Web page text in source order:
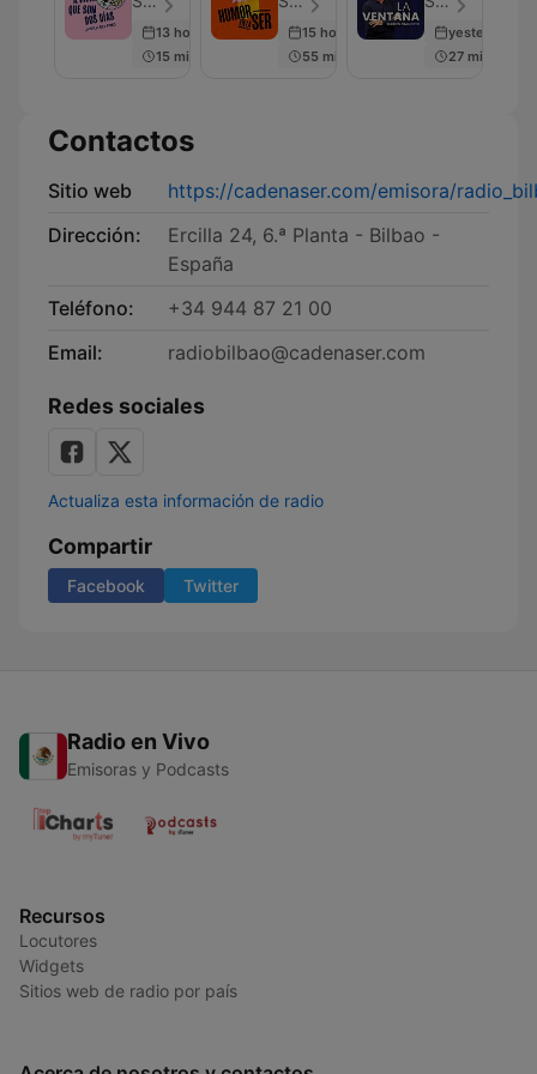
dos
días
13 hours ago
15 min
Cadena
SER15 hours ago
55 min
yesterday
27 min
Contactos
Sitio web
https://cadenaser.com/emisora/
Dirección:
Ercilla 24, 6.ª Planta - Bilbao -
España
Teléfono:
+34 944 87 21 00
Email:
radiobilbao@cadenaser.com
Redes sociales
Actualiza esta información de radio
Compartir
Facebook Twitter
Radio en Vivo
Emisoras y Podcasts
Recursos
Locutores
Widgets
Sitios web de radio por país